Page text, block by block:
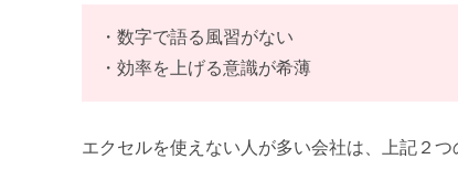
・数字で語る風習がない
・効率を上げる意識が希薄
エクセルを使えない人が多い会社は、上記２つ